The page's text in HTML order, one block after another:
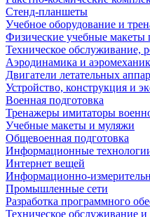
Стенд-планшеты
Учебное оборудование и
Физические учебные макеты
Техническое обслуживание,
Аэродинамика и
Двигатели летательных
Устройство, конструкция и
Военная подготовка
Тренажеры имитаторы
Учебные макеты и муляжи
Общевоенная подготовка
Информационные
Интернет вещей
Информационно-
Промышленные сети
Разработка программного
Техническое обслуживание